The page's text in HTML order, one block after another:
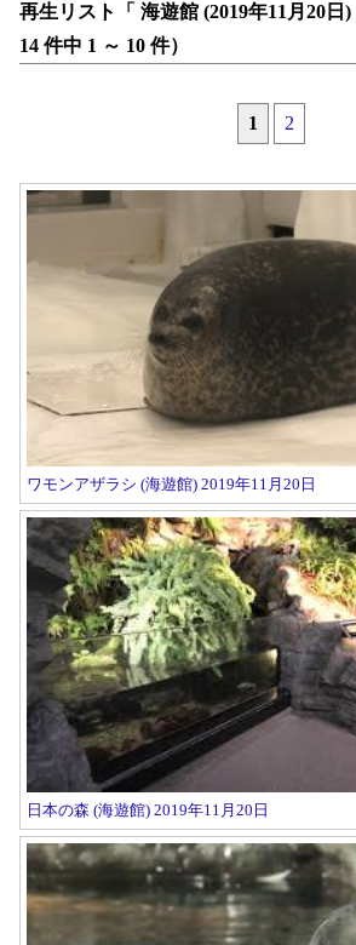
再生リスト「 海遊館 (2019年11月20日
14 件中 1 ～ 10 件）
1 2
ワモンアザラシ (海遊館) 2019年11月20日
日本の森 (海遊館) 2019年11月20日